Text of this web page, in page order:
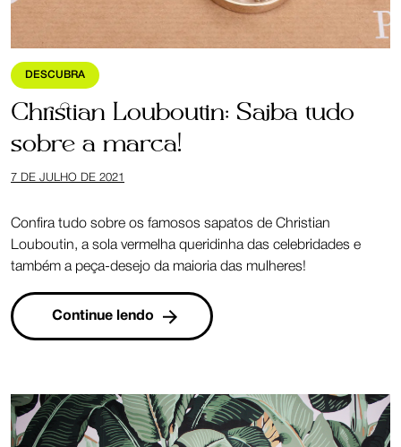
DESCUBRA
Christian Louboutin: Saiba tudo
sobre a marca!
7 DE JULHO DE 2021
Confira tudo sobre os famosos sapatos de Christian
Louboutin, a sola vermelha queridinha das celebridades e
também a peça-desejo da maioria das mulheres!
Continue lendo